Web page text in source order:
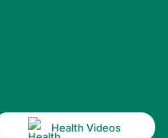
Health Videos